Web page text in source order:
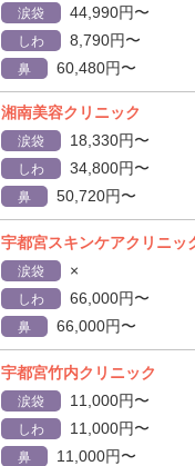
涙袋 44,990円〜
しわ 8,790円〜
鼻 60,480円〜
湘南美容クリニック
涙袋 18,330円〜
しわ 34,800円〜
鼻 50,720円〜
宇都宮スキンケアクリニッ
涙袋 ×
しわ 66,000円〜
鼻 66,000円〜
宇都宮竹内クリニック
涙袋 11,000円〜
しわ 11,000円〜
鼻 11,000円〜